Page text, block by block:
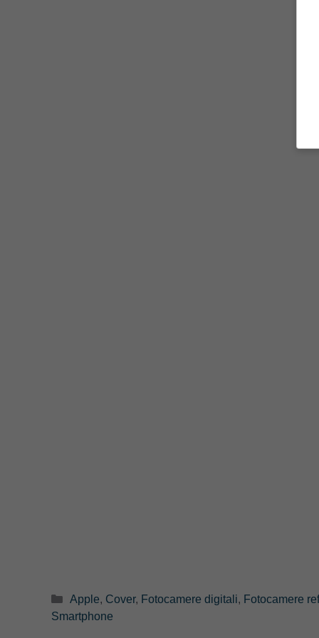
Categorie
Apple, Cover, Fotocamere digitali, Fotocamere
Smartphone